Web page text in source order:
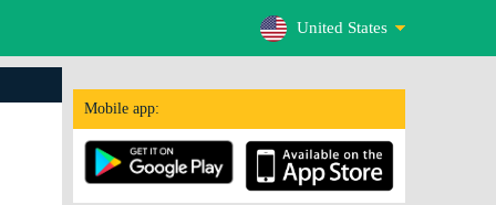
United States
Mobile app: